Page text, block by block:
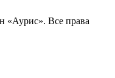
«Аурис». Все права